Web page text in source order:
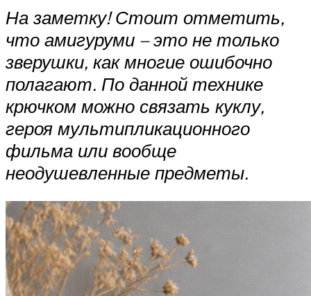
На заметку! Стоит отметить,
что амигуруми – это не только
зверушки, как многие ошибочно
полагают. По данной технике
крючком можно связать куклу,
героя мультипликационного
фильма или вообще
неодушевленные предметы.